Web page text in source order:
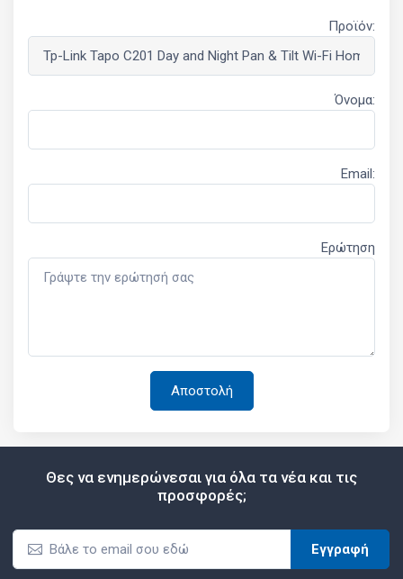
Προϊόν:
Όνομα:
Email:
Ερώτηση
Θες να ενημερώνεσαι για όλα τα νέα και τις
προσφορές;
Εγγραφή